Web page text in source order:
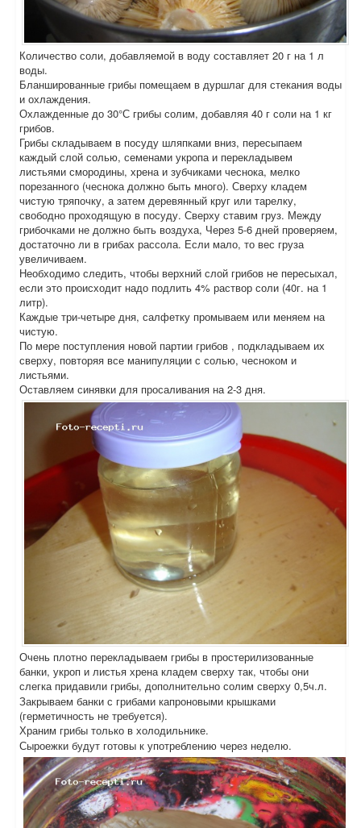
Количество соли, добавляемой в воду составляет 20 г на 1 л
воды.
Бланшированные грибы помещаем в дуршлаг для стекания воды
и охлаждения.
Охлажденные до 30°С грибы солим, добавляя 40 г соли на 1 кг
грибов.
Грибы складываем в посуду шляпками вниз, пересыпаем
каждый слой солью, семенами укропа и перекладывем
листьями смородины, хрена и зубчиками чеснока, мелко
порезанного (чеснока должно быть много). Сверху кладем
чистую тряпочку, а затем деревянный круг или тарелку,
свободно проходящую в посуду. Сверху ставим груз. Между
грибочками не должно быть воздуха, Через 5-6 дней проверяем,
достаточно ли в грибах рассола. Если мало, то вес груза
увеличиваем.
Необходимо следить, чтобы верхний слой грибов не пересыхал,
если это происходит надо подлить 4% раствор соли (40г. на 1
литр).
Каждые три-четыре дня, салфетку промываем или меняем на
чистую.
По мере поступления новой партии грибов , подкладываем их
сверху, повторяя все манипуляции с солью, чесноком и
листьями.
Оставляем синявки для просаливания на 2-3 дня.
Очень плотно перекладываем грибы в простерилизованные
банки, укроп и листья хрена кладем сверху так, чтобы они
слегка придавили грибы, дополнительно солим сверху 0,5ч.л.
Закрываем банки с грибами капроновыми крышками
(герметичность не требуется).
Храним грибы только в холодильнике.
Сыроежки будут готовы к употреблению через неделю.